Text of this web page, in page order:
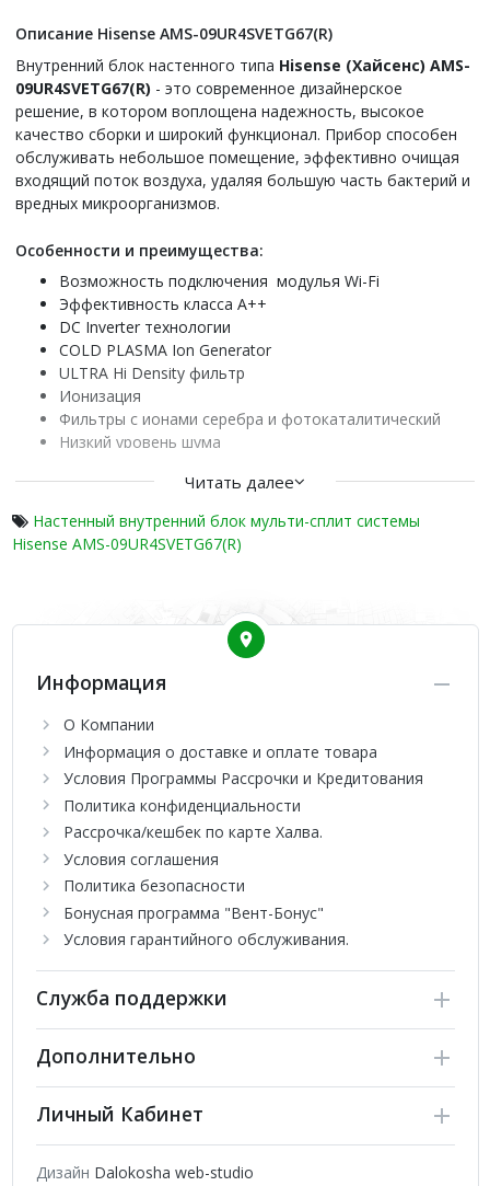
Описание Hisense AMS-09UR4SVETG67(R)
Внутренний блок настенного типа Hisense (Хайсенс) AMS-
09UR4SVETG67(R) - это современное дизайнерское
решение, в котором воплощена надежность, высокое
качество сборки и широкий функционал. Прибор способен
обслуживать небольшое помещение, эффективно очищая
входящий поток воздуха, удаляя большую часть бактерий и
вредных микроорганизмов.
Особенности и преимущества:
Возможность подключения модулья Wi-Fi
Эффективность класса А++
DC Inverter технологии
COLD PLASMA Ion Generator
ULTRA Hi Density фильтр
Ионизация
Фильтры с ионами серебра и фотокаталитический
Низкий уровень шума
4D AUTO-Air распределение воздуха
Индикация утечки хладагента
MIRAGE-дисплей
Функция I Feel
Режим SLEEP
Двустороннее подключение дренажа
Система самодиагностики и защиты
Авторестарт
Серия Premium RED FREE Match DC Inverter - это настенные
внутренние блоки, предназначенные для создания бытовых
систем кондиционирования. Оборудование представлено
современном дизайнерском исполнении и выполнено в
черном цвете. Приборы оснащаются большим количеством
полезных функций и многоуровневой системой фильтрации.
Читать далее
Настенный внутренний блок мульти-сплит системы
Hisense AMS-09UR4SVETG67(R)
Информация
О Компании
Информация о доставке и оплате товара
Условия Программы Рассрочки и Кредитования
Политика конфиденциальности
Рассрочка/кешбек по карте Халва.
Условия соглашения
Политика безопасности
Бонусная программа "Вент-Бонус"
Условия гарантийного обслуживания.
Служба поддержки
Дополнительно
Личный Кабинет
Дизайн Dalokosha web-studio